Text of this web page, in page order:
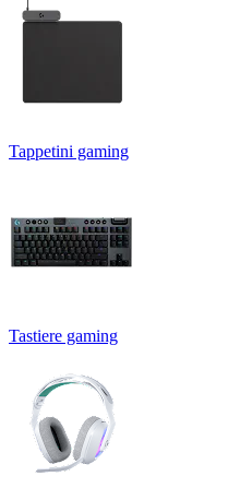
Tappetini gaming
Tastiere gaming